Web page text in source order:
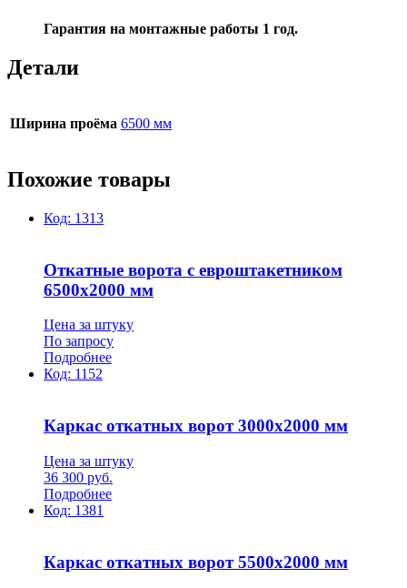
Гарантия на монтажные работы 1 год.
Детали
Ширина проёма 6500 мм
Похожие товары
Код: 1313
Откатные ворота с евроштакетником
6500х2000 мм
Цена за штуку
По запросу
Подробнее
Код: 1152
Каркас откатных ворот 3000х2000 мм
Цена за штуку
36 300 руб.
Подробнее
Код: 1381
Каркас откатных ворот 5500х2000 мм